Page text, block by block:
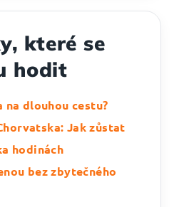
které se
hodit
dlouhou cestu?
Jak zůstat
hodinách
bez zbytečného